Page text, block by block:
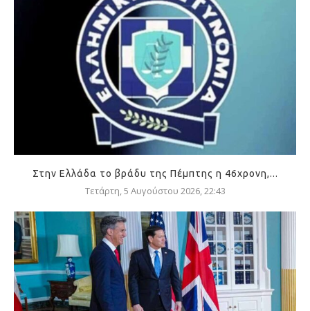
Στην Ελλάδα το βράδυ της Πέμπτης η 46χρονη,...
Τετάρτη, 5 Αυγούστου 2026, 22:43